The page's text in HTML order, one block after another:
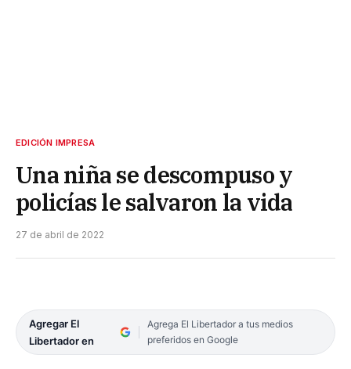
EDICIÓN IMPRESA
Una niña se descompuso y
policías le salvaron la vida
27 de abril de 2022
Agregar El
Libertador en
Agrega El Libertador a tus medios
preferidos en Google